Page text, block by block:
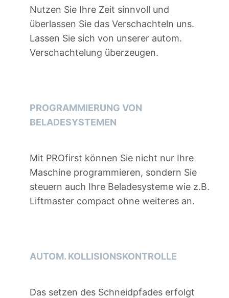
Nutzen Sie Ihre Zeit sinnvoll und
überlassen Sie das Verschachteln uns.
Lassen Sie sich von unserer autom.
Verschachtelung überzeugen.
PROGRAMMIERUNG VON
BELADESYSTEMEN
Mit PROfirst können Sie nicht nur Ihre
Maschine programmieren, sondern Sie
steuern auch Ihre Beladesysteme wie z.B.
Liftmaster compact ohne weiteres an.
AUTOM. KOLLISIONSKONTROLLE
Das setzen des Schneidpfades erfolgt